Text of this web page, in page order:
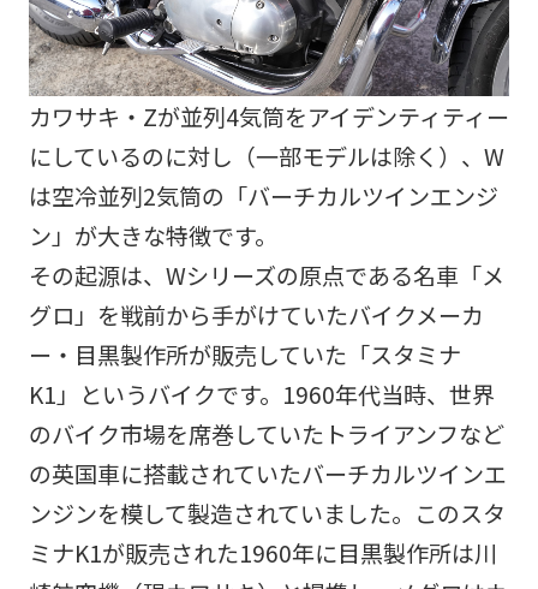
カワサキ・Zが並列4気筒をアイデンティティー
にしているのに対し（一部モデルは除く）、W
は空冷並列2気筒の「バーチカルツインエンジ
ン」が大きな特徴です。
その起源は、Wシリーズの原点である名車「メ
グロ」を戦前から手がけていたバイクメーカ
ー・目黒製作所が販売していた「スタミナ
K1」というバイクです。1960年代当時、世界
のバイク市場を席巻していたトライアンフなど
の英国車に搭載されていたバーチカルツインエ
ンジンを模して製造されていました。このスタ
ミナK1が販売された1960年に目黒製作所は川